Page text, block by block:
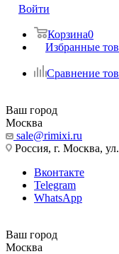
Войти
Корзина0
Избранные
Сравнение
Ваш город
Москва
sale@rimixi.ru
Россия, г. Москва,
Вконтакте
Telegram
WhatsApp
Ваш город
Москва